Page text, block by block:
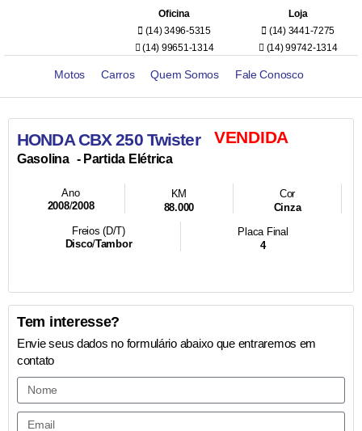
Oficina
(14) 3496-5315
(14) 99651-1314
Loja
(14) 3441-7275
(14) 99742-1314
Motos Carros Quem Somos Fale Conosco
HONDA CBX 250 TwisterVENDIDA
Gasolina - Partida Elétrica
Ano
2008/2008
KM
88.000
Cor
Cinza
Freios (D/T)
Disco/Tambor
Placa Final
4
Tem interesse?
Envie seus dados no formulário abaixo que entraremos em
contato